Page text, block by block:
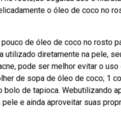
o óleo de coco no
de óleo de coco no rosto
utilizado diretamente na pele,
pode ser melhor evitar o
de sopa de óleo de coco; 1
de tapioca. Webutilizando
e ainda aproveitar suas